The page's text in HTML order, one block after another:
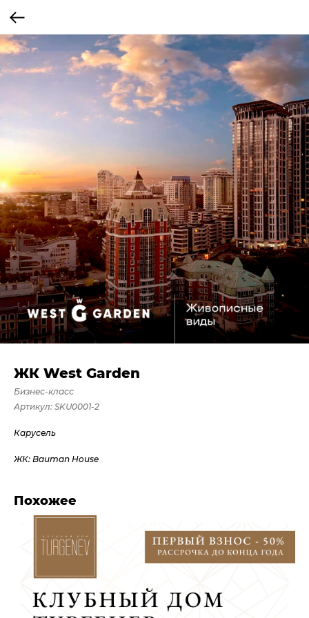
ЖК West Garden
Бизнес-класс
Артикул: SKU0001-2
Карусель
ЖК: Bauman House
Похожее